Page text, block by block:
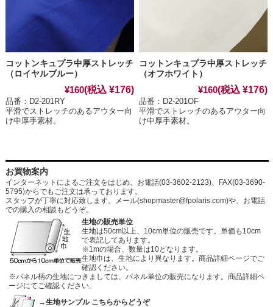
コットンキュプラ中厚ストレッチ
（ロイヤルブルー）
¥160(税込 ¥176)
品番：D2-201RY
平滑でストレッチのあるアウター向
け中厚手素材。
コットンキュプラ中厚ストレッチ
（オフホワイト）
¥160(税込 ¥176)
品番：D2-201OF
平滑でストレッチのあるアウター向
け中厚手素材。
お買物案内
インターネットによるご注文をはじめ、お電話(03-3602-2123)、FAX(03-3690-
5795)からでもご注文は承っております。
スタッフが丁寧に対応致します。メール(shopmaster@fpolaris.com)や、お電話
での購入の相談もどうぞ。
生地の販売単位
生地は50cm以上、10cm単位の販売です。単価も10cm
で表記してあります。
※1mの場合、数量は10となります。
生地巾は、生地により異なります。商品詳細ページでご
確認ください。
※パネル柄の生地につきましては、パネル単位の販売になります。商品詳細ペ
ージにてご確認ください。
→生地サンプル こちらからどうぞ